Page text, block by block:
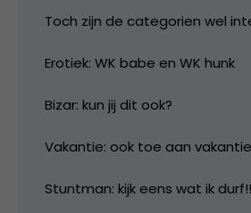
Toch zijn de categorien wel
Erotiek: WK babe en WK hunk
Bizar: kun jij dit ook?
Vakantie: ook toe aan
Stuntman: kijk eens wat ik